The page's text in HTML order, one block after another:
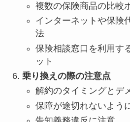
複数の保険商品の比較
インターネットや保険
法
保険相談窓口を利用す
ット
乗り換えの際の注意点
解約のタイミングとデ
保障が途切れないよう